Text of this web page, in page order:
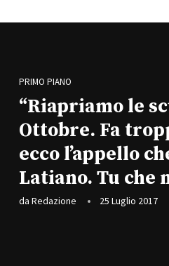
PRIMO PIANO
“Riapriamo le
Ottobre. Fa
ecco l’appello
Latiano. Tu che
da Redazione 25 Luglio 2017